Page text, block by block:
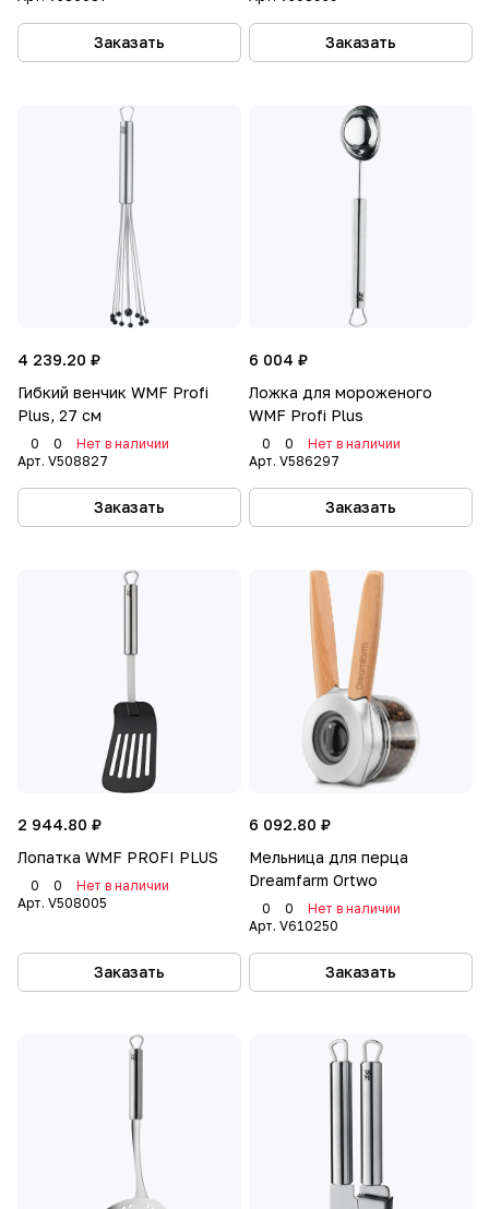
Заказать Заказать
4 239.20 ₽
Гибкий венчик WMF Profi
Plus, 27 см
0 0
Нет в наличии
Арт. V508827
Заказать
6 004 ₽
Ложка для мороженого
WMF Profi Plus
0 0
Нет в наличии
Арт. V586297
Заказать
2 944.80 ₽
Лопатка WMF PROFI PLUS
0 0
Нет в наличии
Арт. V508005
Заказать
6 092.80 ₽
Мельница для перца
Dreamfarm Ortwo
0 0
Нет в наличии
Арт. V610250
Заказать